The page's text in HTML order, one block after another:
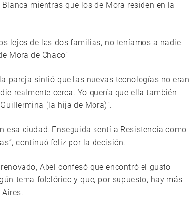
mientras que los de Mora residen en la
lejos de las dos familias, no teníamos a nadie
Mora de Chaco”
pareja sintió que las nuevas tecnologías no eran
realmente cerca. Yo quería que ella también
(la hija de Mora)”.
esa ciudad. Enseguida sentí a Resistencia como
continuó feliz por la decisión.
Abel confesó que encontró el gusto
tema folclórico y que, por supuesto, hay más